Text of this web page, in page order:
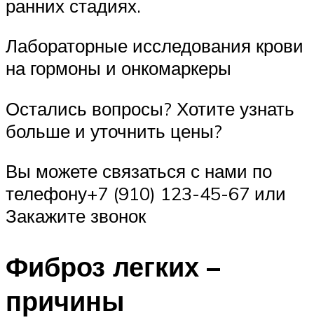
ранних стадиях.
Лабораторные исследования крови
на гормоны и онкомаркеры
Остались вопросы? Хотите узнать
больше и уточнить цены?
Вы можете связаться с нами по
телефону+7 (910) 123-45-67 или
Закажите звонок
Фиброз легких –
причины